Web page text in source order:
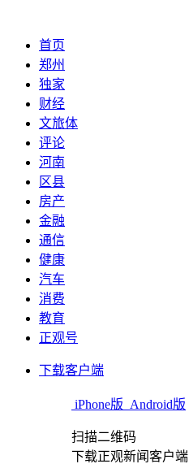
首页
郑州
独家
财经
文旅体
评论
河南
区县
房产
金融
通信
健康
汽车
消费
教育
正观号
下载客户端
iPhone版 Android版
扫描二维码
下载正观新闻客户端